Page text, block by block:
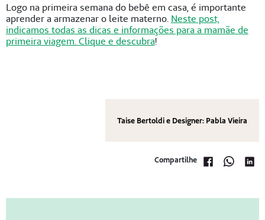
Logo na primeira semana do bebê em casa, é importante
aprender a armazenar o leite materno. Neste post,
indicamos todas as dicas e informações para a mamãe de
primeira viagem. Clique e descubra!
Taise Bertoldi e Designer: Pabla Vieira
Compartilhe